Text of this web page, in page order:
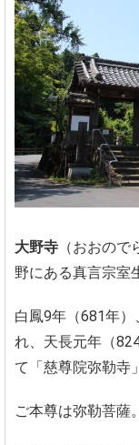
大野寺 （おおの
野にある真言宗室
白鳳9年（681年
れ、天長元年（
て「慈尊院弥勒寺
ご本尊は弥勒菩薩。